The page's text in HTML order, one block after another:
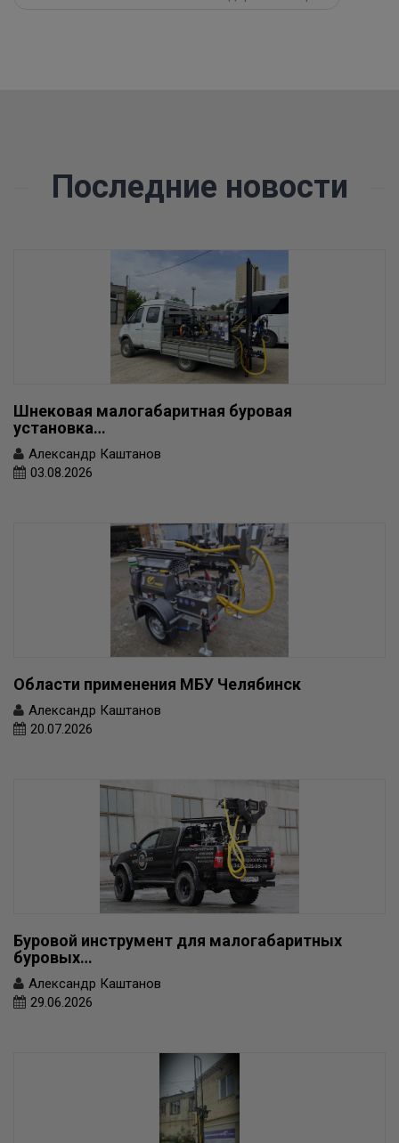
Последние новости
Шнековая малогабаритная буровая
установка…
Александр Каштанов
03.08.2026
Области применения МБУ Челябинск
Александр Каштанов
20.07.2026
Буровой инструмент для малогабаритных
буровых…
Александр Каштанов
29.06.2026